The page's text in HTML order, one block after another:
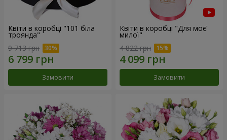
Квіти в коробці "101 біла
троянда"
9 713 грн
Замовити
Квіти в коробці "Для моєї
милої"
4 822 грн
Замовити